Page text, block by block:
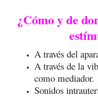
¿Cómo y de
A través del
A través de la
como mediador.
Sonidos